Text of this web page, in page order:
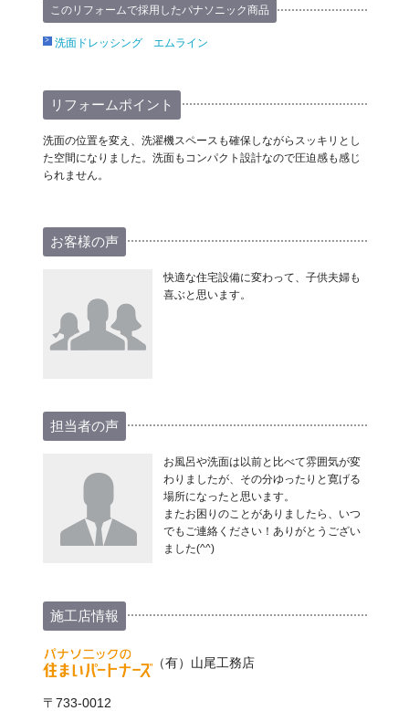
このリフォームで採用したパナソニック商品
洗面ドレッシング エムライン
リフォームポイント
洗面の位置を変え、洗濯機スペースも確保しながらスッキリとし
た空間になりました。洗面もコンパクト設計なので圧迫感も感じ
られません。
お客様の声
快適な住宅設備に変わって、子供夫婦も
喜ぶと思います。
担当者の声
お風呂や洗面は以前と比べて雰囲気が変
わりましたが、その分ゆったりと寛げる
場所になったと思います。
またお困りのことがありましたら、いつ
でもご連絡ください！ありがとうござい
ました(^^)
施工店情報
（有）山尾工務店
〒733-0012